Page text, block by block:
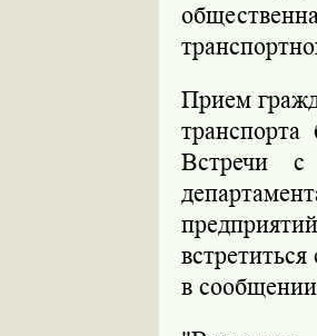
Прием
транспорта
Встречи с
в